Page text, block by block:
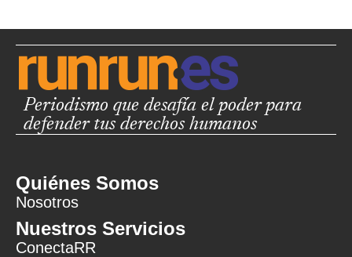
Periodismo que desafía el poder para
defender tus derechos humanos
Quiénes Somos
Nosotros
Nuestros Servicios
ConectaRR